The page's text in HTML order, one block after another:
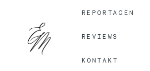
REPORTAGEN
REVIEWS
KONTAKT
KONTAKT